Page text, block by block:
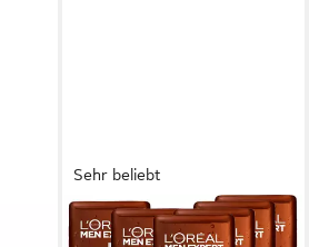
Sehr beliebt
L'ORÉAL PARIS MEN EXPERT
Duschgel Barber Club, 6-tlg.,